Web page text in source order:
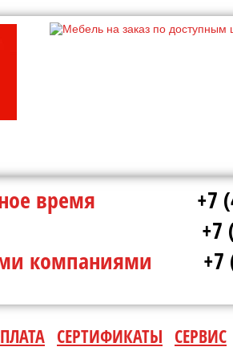
время +7
+7
компаниями
+7
СЕРТИФИКАТЫ СЕРВИС